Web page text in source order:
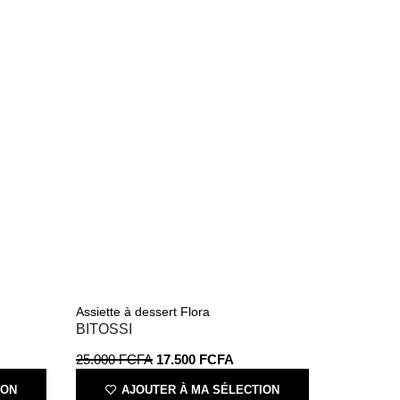
Assiette à dessert Flora
BITOSSI
25.000FCFA 17.500 FCFA
AJOUTER À MA SÉLECTION